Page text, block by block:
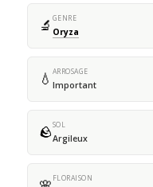
🔬 GENRE
Oryza
💧 ARROSAGE
Important
🪨SOL
Argileux
FLORAISON